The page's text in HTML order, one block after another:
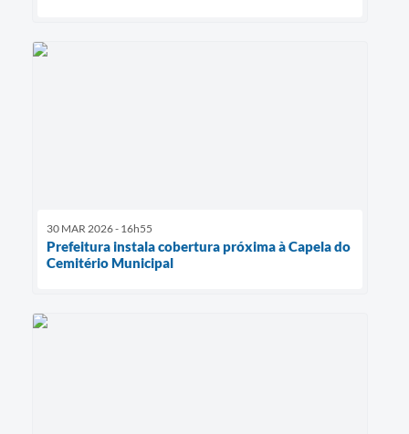
30 MAR 2026 - 16h55
Prefeitura instala cobertura próxima à Capela do
Cemitério Municipal